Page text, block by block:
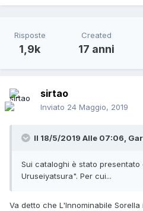
Risposte
1,9k
Created
17 anni
sirtao
Inviato 24 Maggio, 2019
Il 18/5/2019 Alle 07:06,
Sui cataloghi è stato presentato
Uruseiyatsura". Per cui...
Va detto che L'Innominabile